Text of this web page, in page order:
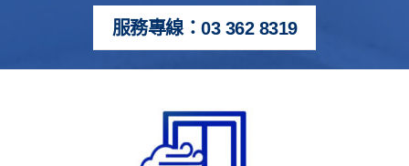
服務專線：03 362 8319